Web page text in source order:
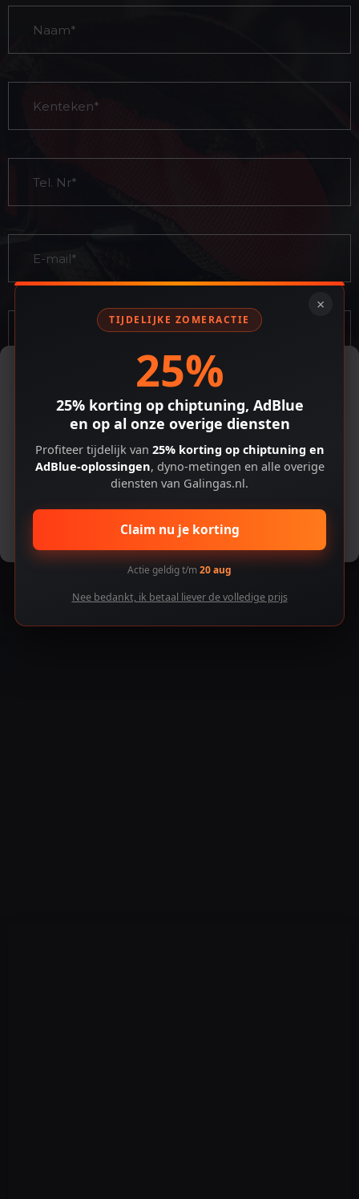
Cookiebeleid
Om de beste ervaringen te bieden, gebruiken we technologieën zoals
cookies om apparaat-informatie op te slaan en/of te openen. Door
toestemming te geven voor deze technologieën kunnen we gegevens
verwerken zoals browsegedrag of unieke ID's op deze site. Als je geen
functies en mogelijkheden nadelig beïnvloeden.
Accepteren
Voorkeuren bekijken
×
TIJDELIJKE ZOMERACTIE
25%
25% korting op chiptuning, AdBlue
en op al onze overige diensten
Profiteer tijdelijk van 25% korting op chiptuning en
AdBlue-oplossingen, dyno-metingen en alle overige
diensten van Galingas.nl.
Claim nu je korting
Actie geldig t/m20 aug
Nee bedankt, ik betaal liever de volledige prijs